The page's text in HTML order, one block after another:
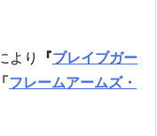
より 『ブレイブガー
フレームアームズ・